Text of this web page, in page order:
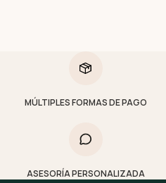
MÚLTIPLES FORMAS DE PAGO
ASESORÍA PERSONALIZADA